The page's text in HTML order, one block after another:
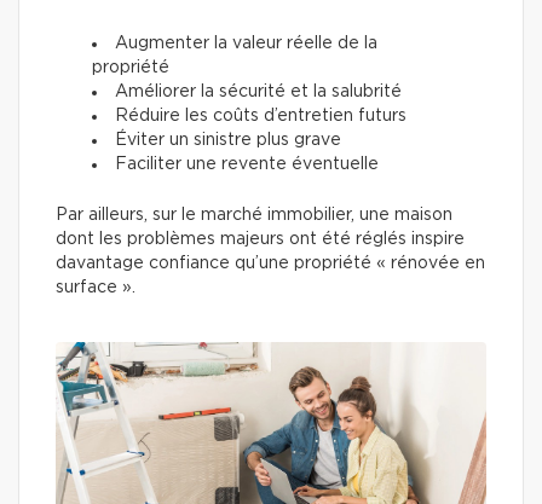
Augmenter la valeur réelle de la
propriété
Améliorer la sécurité et la salubrité
Réduire les coûts d’entretien futurs
Éviter un sinistre plus grave
Faciliter une revente éventuelle
Par ailleurs, sur le marché immobilier, une maison
dont les problèmes majeurs ont été réglés inspire
davantage confiance qu’une propriété « rénovée en
surface ».